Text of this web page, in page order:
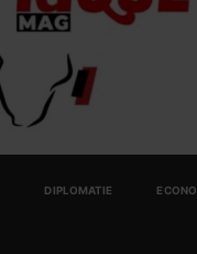
DIPLOMATIE